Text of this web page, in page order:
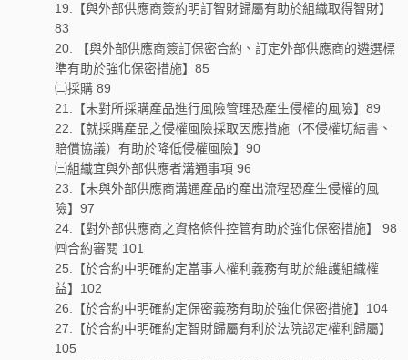
19.【與外部供應商簽約明訂智財歸屬有助於組織取得智財】
83
20. 【與外部供應商簽訂保密合約、訂定外部供應商的遴選標
準有助於強化保密措施】85
㈡採購 89
21.【未對所採購產品進行風險管理恐產生侵權的風險】89
22.【就採購產品之侵權風險採取因應措施（不侵權切結書、
賠償協議）有助於降低侵權風險】90
㈢組織宜與外部供應者溝通事項 96
23.【未與外部供應商溝通產品的產出流程恐產生侵權的風
險】97
24.【對外部供應商之資格條件控管有助於強化保密措施】 98
㈣合約審閱 101
25.【於合約中明確約定當事人權利義務有助於維護組織權
益】102
26.【於合約中明確約定保密義務有助於強化保密措施】104
27.【於合約中明確約定智財歸屬有利於法院認定權利歸屬】
105